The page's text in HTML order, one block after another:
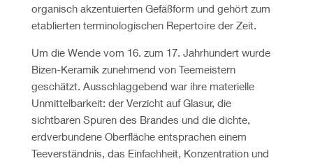
organisch akzentuierten Gefäßform und gehört zum
etablierten terminologischen Repertoire der Zeit.
Um die Wende vom 16. zum 17. Jahrhundert wurde
Bizen-Keramik zunehmend von Teemeistern
geschätzt. Ausschlaggebend war ihre materielle
Unmittelbarkeit: der Verzicht auf Glasur, die
sichtbaren Spuren des Brandes und die dichte,
erdverbundene Oberfläche entsprachen einem
Teeverständnis, das Einfachheit, Konzentration und